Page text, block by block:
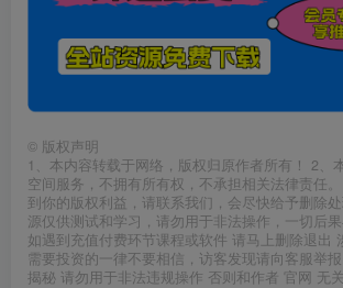
© 版权声明
1、本内容转载于网络，版权归原作者所有！ 2、
空间服务，不拥有所有权，不承担相关法律责任
到你的版权利益，请联系我们，会尽快给予删除
源仅供测试和学习，请勿用于非法操作，一切后果
如遇到充值付费环节课程或软件 请马上删除退出
需要投资的一律不要相信，访客发现请向客服举
揭秘 请勿用于非法违规操作 否则和作者 官网 无关